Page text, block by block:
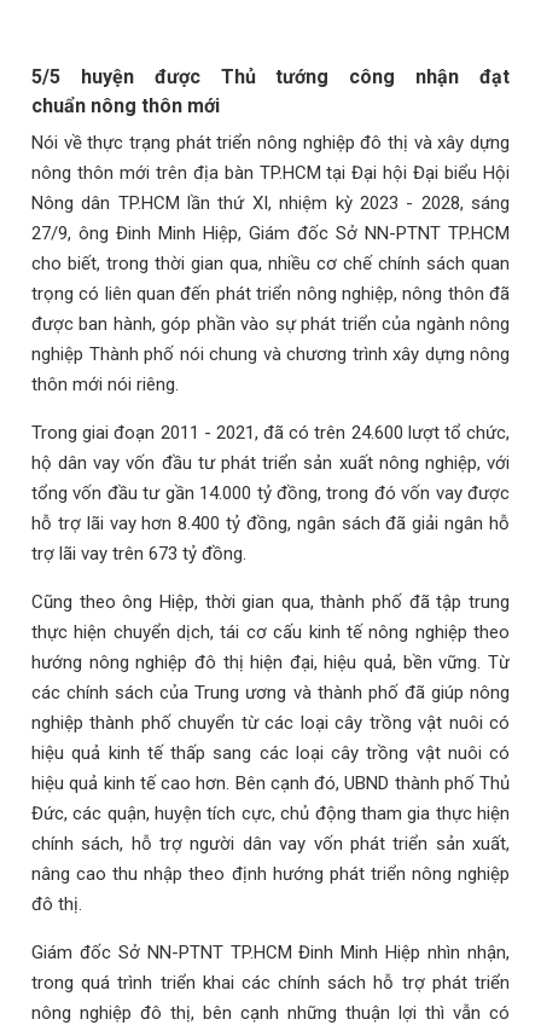
5/5 huyện được Thủ tướng công nhận đạt
chuẩn nông thôn mới
Nói về thực trạng phát triển nông nghiệp đô thị và xây dựng
nông thôn mới trên địa bàn TP.HCM tại Đại hội Đại biểu Hội
Nông dân TP.HCM lần thứ XI, nhiệm kỳ 2023 - 2028, sáng
27/9, ông Đinh Minh Hiệp, Giám đốc Sở NN-PTNT TP.HCM
cho biết, trong thời gian qua, nhiều cơ chế chính sách quan
trọng có liên quan đến phát triển nông nghiệp, nông thôn đã
được ban hành, góp phần vào sự phát triển của ngành nông
nghiệp Thành phố nói chung và chương trình xây dựng nông
thôn mới nói riêng.
Trong giai đoạn 2011 - 2021, đã có trên 24.600 lượt tổ chức,
hộ dân vay vốn đầu tư phát triển sản xuất nông nghiệp, với
tổng vốn đầu tư gần 14.000 tỷ đồng, trong đó vốn vay được
hỗ trợ lãi vay hơn 8.400 tỷ đồng, ngân sách đã giải ngân hỗ
trợ lãi vay trên 673 tỷ đồng.
Cũng theo ông Hiệp, thời gian qua, thành phố đã tập trung
thực hiện chuyển dịch, tái cơ cấu kinh tế nông nghiệp theo
hướng nông nghiệp đô thị hiện đại, hiệu quả, bền vững. Từ
các chính sách của Trung ương và thành phố đã giúp nông
nghiệp thành phố chuyển từ các loại cây trồng vật nuôi có
hiệu quả kinh tế thấp sang các loại cây trồng vật nuôi có
hiệu quả kinh tế cao hơn. Bên cạnh đó, UBND thành phố Thủ
Đức, các quận, huyện tích cực, chủ động tham gia thực hiện
chính sách, hỗ trợ người dân vay vốn phát triển sản xuất,
nâng cao thu nhập theo định hướng phát triển nông nghiệp
đô thị.
Giám đốc Sở NN-PTNT TP.HCM Đinh Minh Hiệp nhìn nhận,
trong quá trình triển khai các chính sách hỗ trợ phát triển
nông nghiệp đô thị, bên cạnh những thuận lợi thì vẫn có